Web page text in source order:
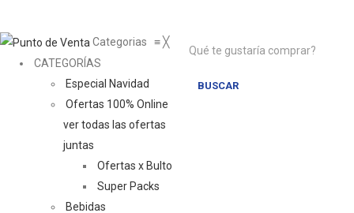
Categorias ≡╳
CATEGORÍAS
Especial Navidad
Ofertas 100% Online
ver todas las ofertas
juntas
Ofertas x Bulto
Super Packs
Bebidas
BUSCAR